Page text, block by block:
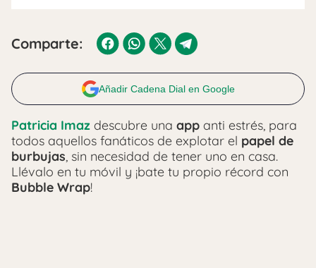
Comparte:
Añadir Cadena Dial en Google
Patricia Imaz descubre una app anti estrés, para
todos aquellos fanáticos de explotar el papel de
burbujas, sin necesidad de tener uno en casa.
Llévalo en tu móvil y ¡bate tu propio récord con
Bubble Wrap!